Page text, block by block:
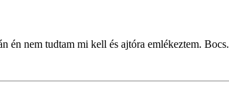
én nem tudtam mi kell és ajtóra emlékeztem. Bocs.